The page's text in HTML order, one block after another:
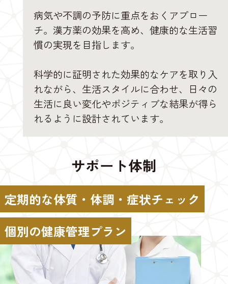
病気や不調の予防に重点をおくアプロー
チ。漢方薬の効果を高め、健康的な生活習
慣の実現を目指します。
科学的に証明された効果的なケアを取り入
れながら、生活スタイルに合わせ、日々の
生活に良い変化やポジティブな結果が得ら
れるように設計されています。
サポート体制
定期的な体質・体調・症状チェック
個別の健康管理プラン